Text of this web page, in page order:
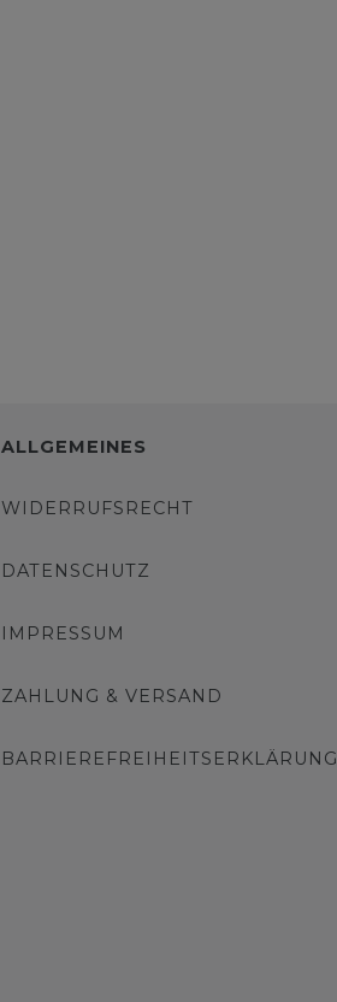
ALLGEMEINES
WIDERRUFSRECHT
DATENSCHUTZ
IMPRESSUM
ZAHLUNG & VERSAND
BARRIEREFREIHEITSERKLÄRUNG